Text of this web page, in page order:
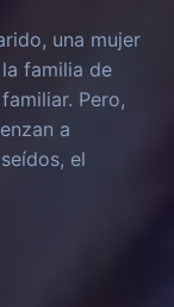
una mujer
familia de
Pero,
a
el